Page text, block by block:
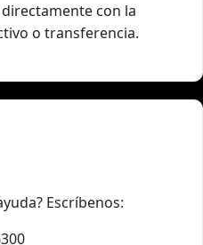
con la
o transferencia.
Escríbenos: